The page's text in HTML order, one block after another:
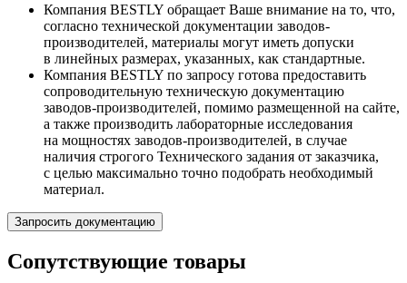
Компания BESTLY обращает Ваше внимание на то, что,
согласно технической документации заводов-
производителей, материалы могут иметь допуски
в линейных размерах, указанных, как стандартные.
Компания BESTLY по запросу готова предоставить
сопроводительную техническую документацию
заводов-производителей, помимо размещенной на сайте,
а также производить лабораторные исследования
на мощностях заводов-производителей, в случае
наличия строгого Технического задания от заказчика,
с целью максимально точно подобрать необходимый
материал.
Запросить документацию
Сопутствующие товары